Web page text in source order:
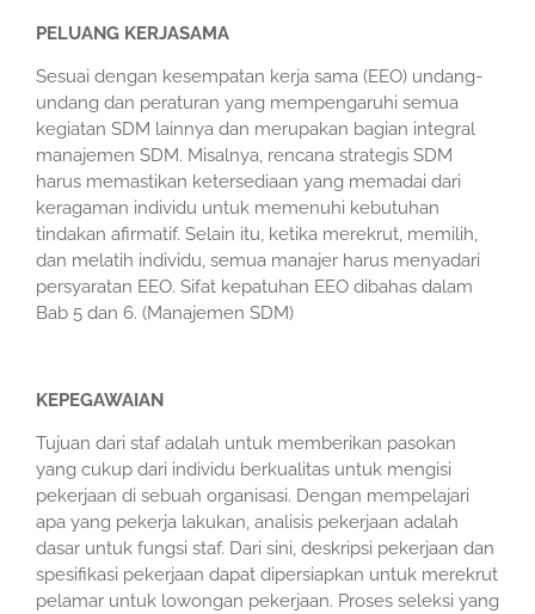
PELUANG KERJASAMA
Sesuai dengan kesempatan kerja sama (EEO) undang-
undang dan peraturan yang mempengaruhi semua
kegiatan SDM lainnya dan merupakan bagian integral
manajemen SDM. Misalnya, rencana strategis SDM
harus memastikan ketersediaan yang memadai dari
keragaman individu untuk memenuhi kebutuhan
tindakan afirmatif. Selain itu, ketika merekrut, memilih,
dan melatih individu, semua manajer harus menyadari
persyaratan EEO. Sifat kepatuhan EEO dibahas dalam
Bab 5 dan 6. (Manajemen SDM)
KEPEGAWAIAN
Tujuan dari staf adalah untuk memberikan pasokan
yang cukup dari individu berkualitas untuk mengisi
pekerjaan di sebuah organisasi. Dengan mempelajari
apa yang pekerja lakukan, analisis pekerjaan adalah
dasar untuk fungsi staf. Dari sini, deskripsi pekerjaan dan
spesifikasi pekerjaan dapat dipersiapkan untuk merekrut
pelamar untuk lowongan pekerjaan. Proses seleksi yang